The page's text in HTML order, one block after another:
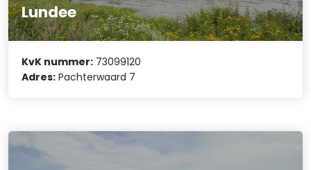
Lundee
KvK nummer: 73099120
Adres: Pachterwaard 7